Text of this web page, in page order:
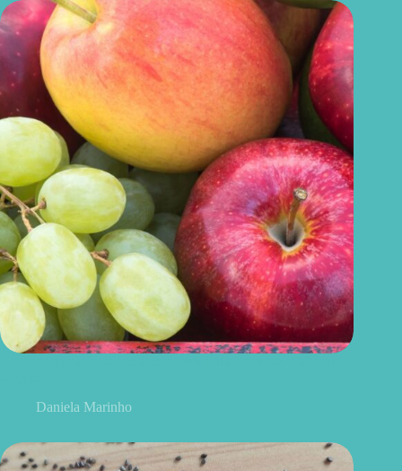
Daniela Marinho